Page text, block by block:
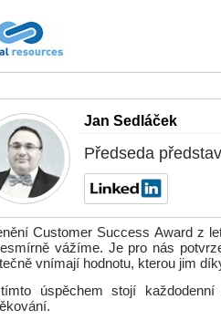
Jan Sedláček
Předseda
Customer Success Award z
vážíme. Je pro nás
vnímají hodnotu, kterou jim
úspěchem stojí